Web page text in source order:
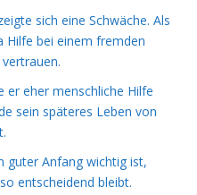
sich eine Schwäche. Als
Hilfe bei einem fremden
er eher menschliche Hilfe
sein späteres Leben von
guter Anfang wichtig ist,
entscheidend bleibt.